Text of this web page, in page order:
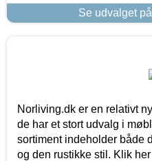
Se udvalget
Norliving.dk er en relativt
de har et stort udvalg i
sortiment indeholder både
og den rustikke stil. Klik